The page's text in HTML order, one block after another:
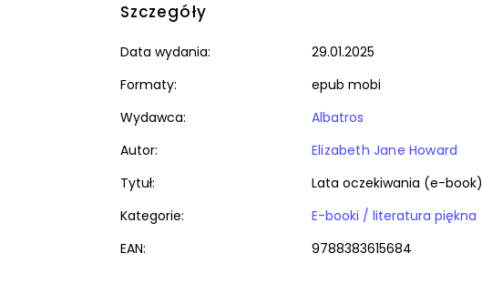
Szczegóły
Data wydania:
29.01.2025
Formaty:
epub mobi
Wydawca:
Albatros
Autor:
Elizabeth Jane Howard
Tytuł:
Lata oczekiwania (e-book)
Kategorie:
E-booki / literatura piękna
EAN:
9788383615684